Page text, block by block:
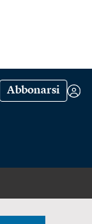
Abbonarsi